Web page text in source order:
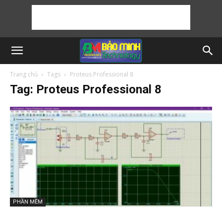
Trang chủ Tags Proteus Professional 8
Tag: Proteus Professional 8
PHẦN MỀM